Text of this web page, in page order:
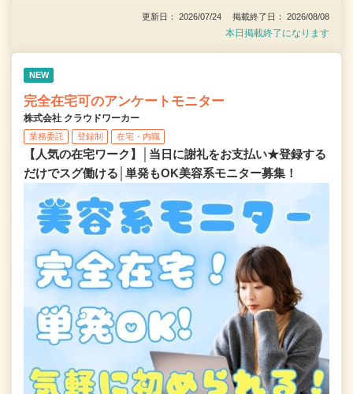
更新日： 2026/07/24 掲載終了日： 2026/08/08
本日掲載終了になります
NEW
完全在宅可のアンケートモニター
株式会社 クラウドワーカー
業務委託 登録制 在宅・内職
【人気の在宅ワーク】│当日に謝礼をお支払い★登録する
だけでスグ働ける│単発もOK美容系モニター募集！